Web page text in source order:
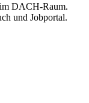
DACH-Raum.
und Jobportal.